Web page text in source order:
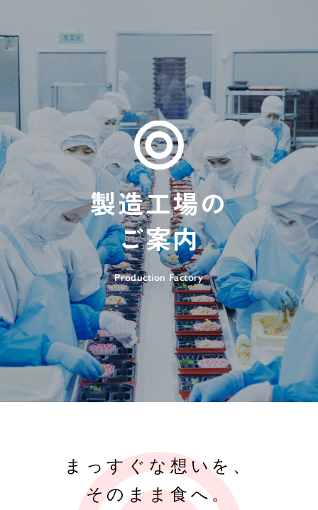
ブランドコンセプト
人を良くする、一膳の食の
採用情報
ブランドコンセプト
INNOVATION
製造工場の
ご案内
Production Factory
まっすぐな想いを、
そのまま食へ。